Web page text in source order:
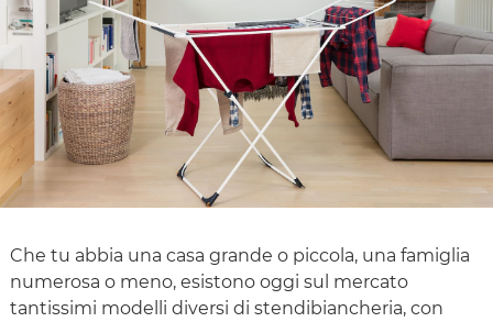
Che tu abbia una casa grande o piccola, una famiglia
numerosa o meno, esistono oggi sul mercato
tantissimi modelli diversi di stendibiancheria, con